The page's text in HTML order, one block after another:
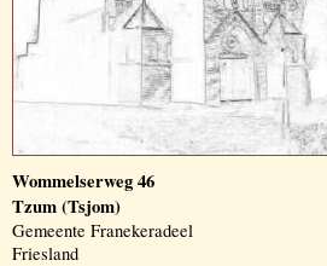
Wommelserweg 46
Tzum (Tsjom)
Gemeente Franekeradeel
Friesland